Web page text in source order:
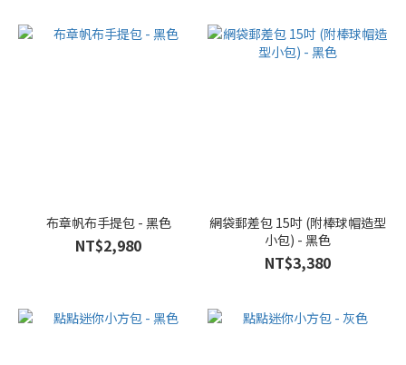
布章帆布手提包 - 黑色
NT$2,980
網袋郵差包 15吋 (附棒球帽造型
小包) - 黑色
NT$3,380